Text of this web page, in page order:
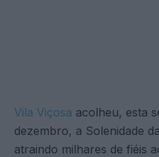
Vila Viçosa acolheu, esta
dezembro, a Solenidade
atraindo milhares de fiéis